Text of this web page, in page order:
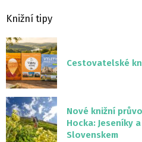
Knižní tipy
Cestovatelské
Nové knižní
Hocka: Jeseníky
Slovenskem